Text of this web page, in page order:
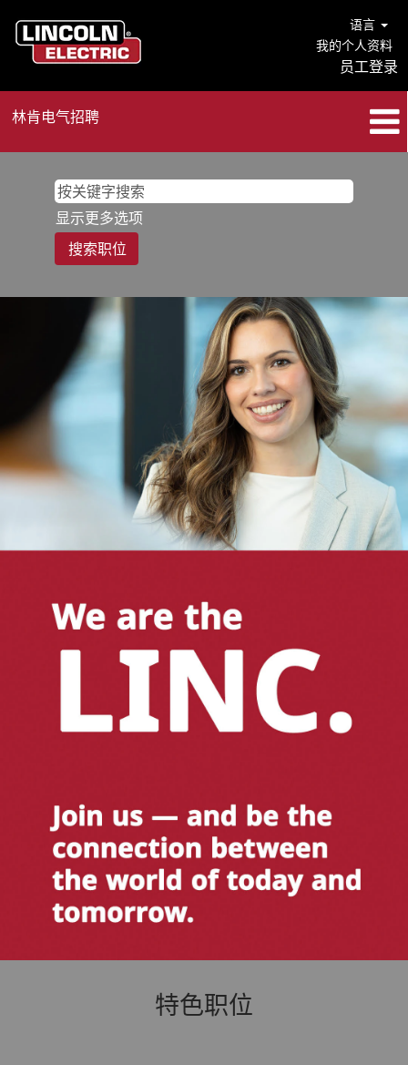
语言
我的个人资料
员工登录
林肯电气招聘
显示更多选项
特色职位